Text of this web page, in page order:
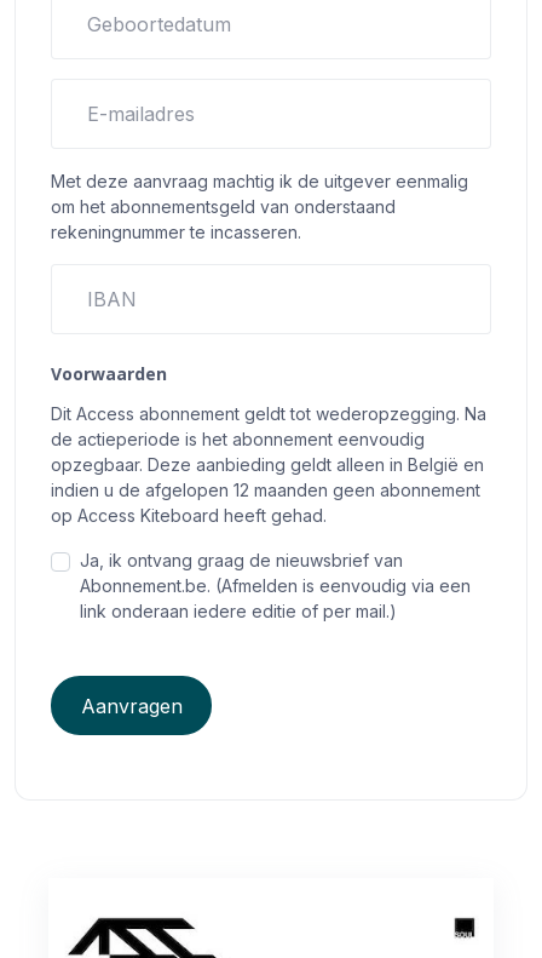
Geboortedatum
E-mailadres
Met deze aanvraag machtig ik de uitgever eenmalig
om het abonnementsgeld van onderstaand
rekeningnummer te incasseren.
IBAN
Voorwaarden
Dit Access abonnement geldt tot wederopzegging. Na
de actieperiode is het abonnement eenvoudig
opzegbaar. Deze aanbieding geldt alleen in België en
indien u de afgelopen 12 maanden geen abonnement
op Access Kiteboard heeft gehad.
Ja, ik ontvang graag de nieuwsbrief van
Abonnement.be. (Afmelden is eenvoudig via een
link onderaan iedere editie of per mail.)
Aanvragen